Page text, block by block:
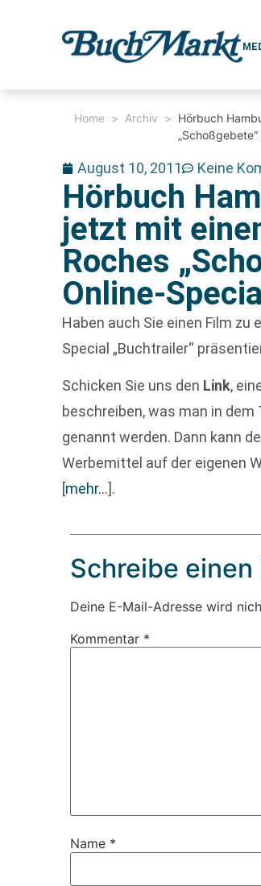
Home > Archiv > Hörbuch
August 10, 2011 Keine
Hörbuch
jetzt mit
Roches
Online-Special
Haben auch Sie einen Film zu
Special „Buchtrailer“
Schicken Sie uns den Link,
beschreiben, was man in
genannt werden. Dann kann
Werbemittel auf der eigenen
[mehr…].
Schreibe
Deine E-Mail-Adresse wird
Kommentar *
Name *